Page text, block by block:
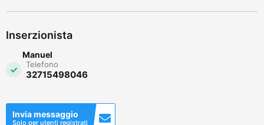
Inserzionista
Manuel
Telefono
32715498046
Invia messaggio
Solo per utenti registrati